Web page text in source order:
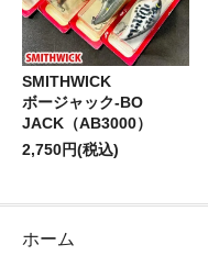
SMITHWICK
ボージャック-BO
JACK（AB3000）
2,750円(税込)
ホーム